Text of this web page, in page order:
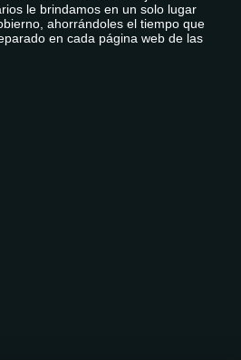
le brindamos en un solo lugar
ahorrándoles el tiempo que
en cada página web de las